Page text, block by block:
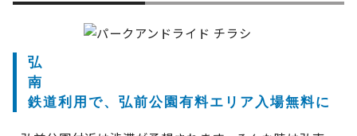
弘
南
鉄道利用で、弘前公園有料エリア入場無料に